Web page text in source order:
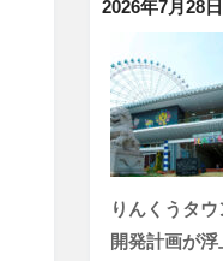
2026年7月28日
りんくうタ
開発計画が